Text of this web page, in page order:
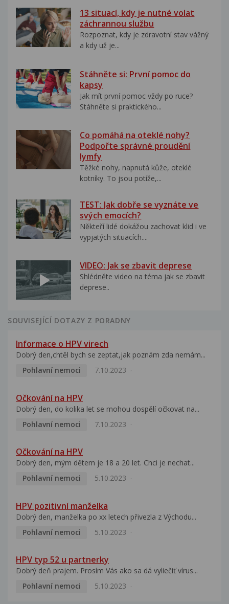
13 situací, kdy je nutné volat
záchrannou službu
Rozpoznat, kdy je zdravotní stav vážný
a kdy už je...
Stáhněte si: První pomoc do
kapsy
Jak mít první pomoc vždy po ruce?
Stáhněte si praktického...
Co pomáhá na oteklé nohy?
Podpořte správné proudění
lymfy
Těžké nohy, napnutá kůže, oteklé
kotníky. To jsou potíže,...
TEST: Jak dobře se vyznáte ve
svých emocích?
Někteří lidé dokážou zachovat klid i ve
vypjatých situacích....
VIDEO: Jak se zbavit deprese
Shlédněte video na téma jak se zbavit
deprese..
SOUVISEJÍCÍ DOTAZY Z PORADNY
Informace o HPV virech
Dobrý den,chtěl bych se zeptat,jak poznám zda nemám...
Pohlavní nemoci
7.10.2023
Očkování na HPV
Dobrý den, do kolika let se mohou dospělí očkovat na...
Pohlavní nemoci
7.10.2023
Očkování na HPV
Dobrý den, mým dětem je 18 a 20 let. Chci je nechat...
Pohlavní nemoci
5.10.2023
HPV pozitivní manželka
Dobrý den, manželka po xx letech přivezla z Východu...
Pohlavní nemoci
5.10.2023
HPV typ 52 u partnerky
Dobrý deň prajem. Prosím Vás ako sa dá vyliečiť vírus...
Pohlavní nemoci
5.10.2023